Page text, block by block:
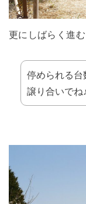
更にしばらく進
停められる台
譲り合いでね